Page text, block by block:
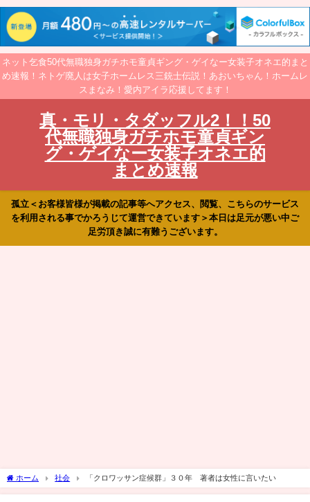
ネット乞食50代無職独身ガチホモ童貞ギング・ゲイなー女装子オネエ的まと
め速報！ネトゲ廃人は女子ホームレス三銃士伝説！あおいちゃん！ホームレ
スまなみ！愛内アイラ応援してます！
真・モリ・タダッフル2！！50
代無職独身ガチホモ童貞ギン
グ・ゲイなー女装子オネエ的
まとめ速報
孤立＜お客様皆様が掲載の記事等へアクセス、閲覧、こちらのサービス
を利用される事でかろうじて運営できています＞本日は足元が悪い中ご
足労頂き誠に有難うございます。
ホーム 社会 「クロワッサン症候群」３０年 著者は女性に言いたい